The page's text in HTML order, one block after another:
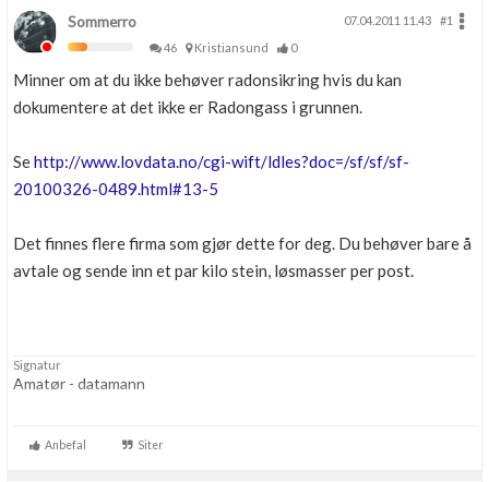
Sommerro 07.04.2011 11.43
#1
46
Kristiansund 0
Minner om at du ikke behøver radonsikring hvis du kan
dokumentere at det ikke er Radongass i grunnen.
Sehttp://www.lovdata.no/cgi-wift/ldles?doc=/sf/sf/sf-
20100326-0489.html#13-5
Det finnes flere firma som gjør dette for deg. Du behøver bare å
avtale og sende inn et par kilo stein, løsmasser per post.
Signatur
Amatør - datamann
Anbefal Siter